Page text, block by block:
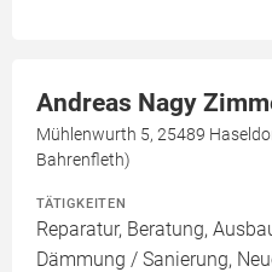
Andreas Nagy
Mühlenwurth 5, 25489
Bahrenfleth)
TÄTIGKEITEN
Reparatur, Beratung,
Dämmung / Sanierung,